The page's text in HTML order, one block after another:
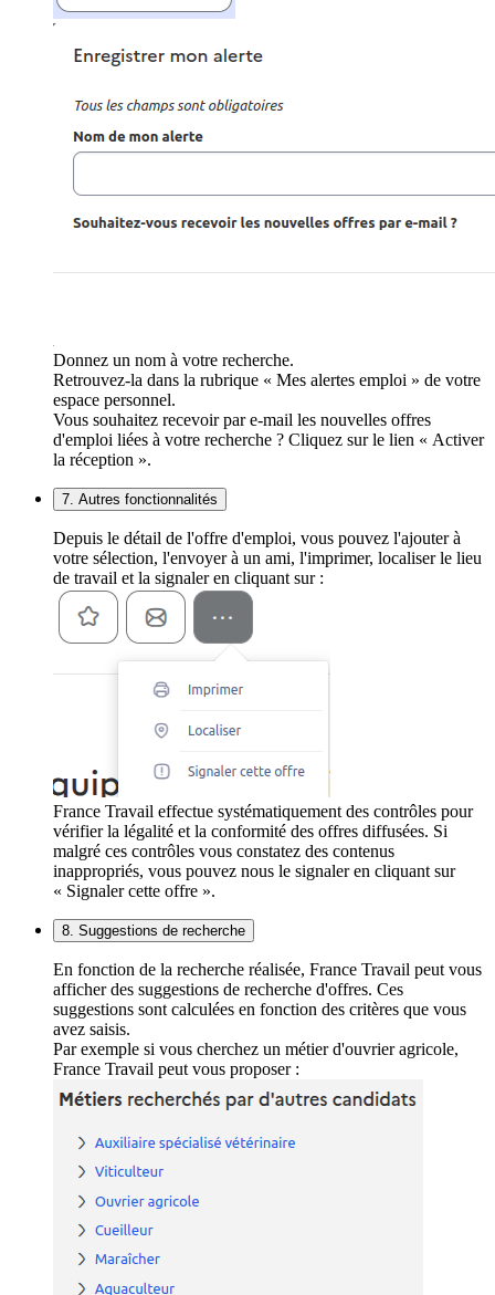
Donnez un nom à votre recherche.
Retrouvez-la dans la rubrique « Mes alertes emploi » de votre
espace personnel.
Vous souhaitez recevoir par e-mail les nouvelles offres
d'emploi liées à votre recherche ? Cliquez sur le lien « Activer
la réception ».
7. Autres fonctionnalités
Depuis le détail de l'offre d'emploi, vous pouvez l'ajouter à
votre sélection, l'envoyer à un ami, l'imprimer, localiser le lieu
de travail et la signaler en cliquant sur :
France Travail effectue systématiquement des contrôles pour
vérifier la légalité et la conformité des offres diffusées. Si
malgré ces contrôles vous constatez des contenus
inappropriés, vous pouvez nous le signaler en cliquant sur
« Signaler cette offre ».
8. Suggestions de recherche
En fonction de la recherche réalisée, France Travail peut vous
afficher des suggestions de recherche d'offres. Ces
suggestions sont calculées en fonction des critères que vous
avez saisis.
Par exemple si vous cherchez un métier d'ouvrier agricole,
France Travail peut vous proposer :